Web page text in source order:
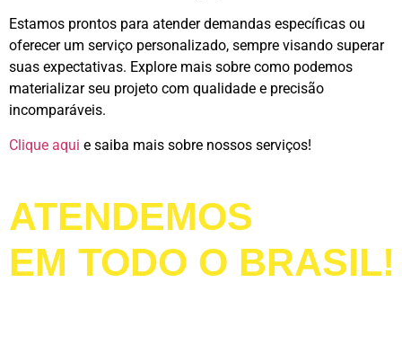
Estamos prontos para atender demandas específicas ou
oferecer um serviço personalizado, sempre visando superar
suas expectativas. Explore mais sobre como podemos
materializar seu projeto com qualidade e precisão
incomparáveis.
Clique aqui e saiba mais sobre nossos serviços!
ATENDEMOS
EM TODO O BRASIL!